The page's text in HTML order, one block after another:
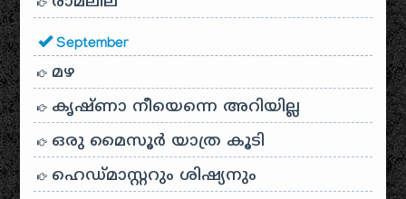
September
മഴ
കൃഷ്ണാ നീയെന്നെ അറിയില്ല
ഒരു മൈസൂർ യാത്ര കൂടി
ഹെഡ്മാസ്റ്ററും ശിഷ്യനും